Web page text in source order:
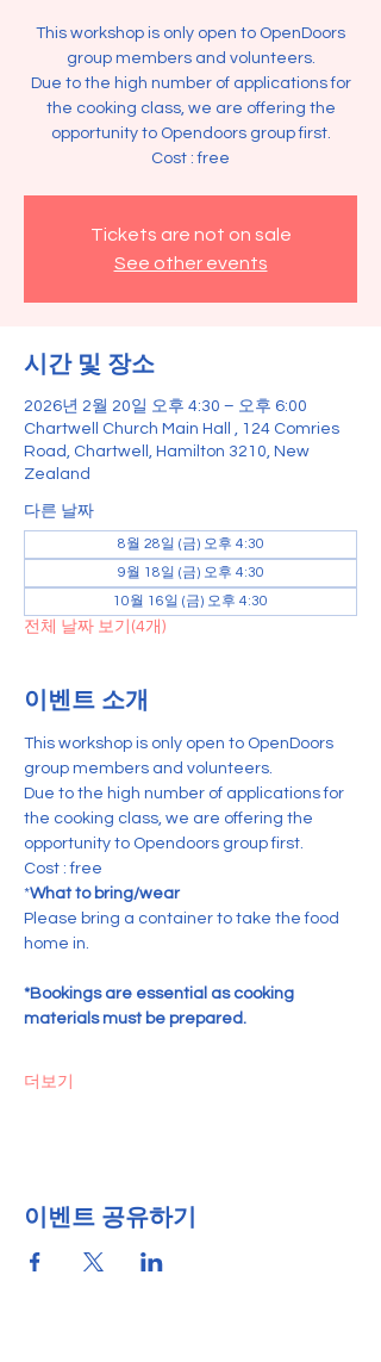
This workshop is only open to OpenDoors
group members and volunteers.
Due to the high number of applications for
the cooking class, we are offering the
opportunity to Opendoors group first.
Tickets are not on sale
See other events
시간 및 장소
2026년 2월 20일 오후 4:30 – 오후 6:00
Chartwell Church Main Hall , 124 Comries
Road, Chartwell, Hamilton 3210, New
Zealand
다른 날짜
8월 28일 (금) 오후 4:30
9월 18일 (금) 오후 4:30
10월 16일 (금) 오후 4:30
전체 날짜 보기(4개)
이벤트 소개
This workshop is only open to OpenDoors
group members and volunteers.
Due to the high number of applications for
the cooking class, we are offering the
opportunity to Opendoors group first.
Cost : free
*What to bring/wear
Please bring a container to take the food
home in.
*Bookings are essential as cooking
materials must be prepared.
더보기
이벤트 공유하기